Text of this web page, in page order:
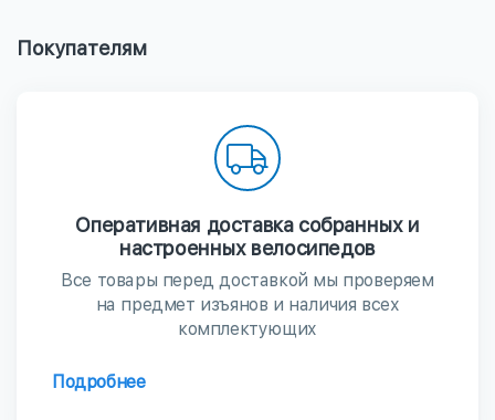
Покупателям
Оперативная доставка собранных и
настроенных велосипедов
Все товары перед доставкой мы проверяем
на предмет изъянов и наличия всех
комплектующих
Подробнее